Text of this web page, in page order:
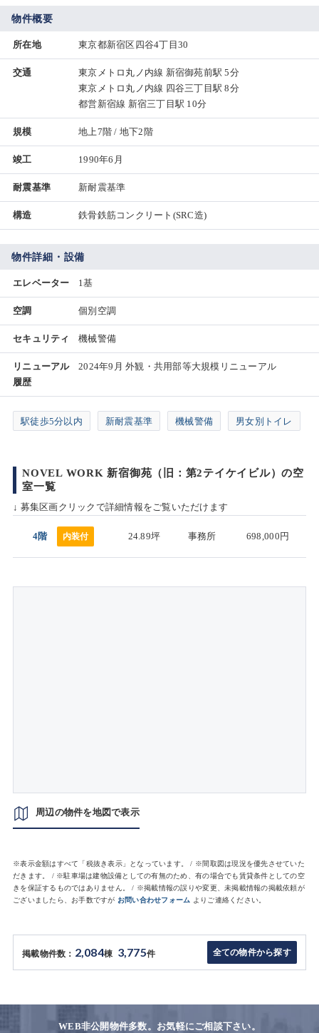
物件概要
所在地 東京都新宿区四谷4丁目30
交通
東京メトロ丸ノ内線 新宿御苑前駅 5分
東京メトロ丸ノ内線 四谷三丁目駅 8分
都営新宿線 新宿三丁目駅 10分
規模 地上7階 / 地下2階
竣工 1990年6月
耐震基準 新耐震基準
構造 鉄骨鉄筋コンクリート(SRC造)
物件詳細・設備
エレベーター 1基
空調 個別空調
セキュリティ 機械警備
リニューアル
履歴
2024年9月 外観・共用部等大規模リニューアル
駅徒歩5分以内 新耐震基準 機械警備 男女別トイレ
NOVEL WORK 新宿御苑（旧：第2テイケイビル）の空
室一覧
↓ 募集区画クリックで詳細情報をご覧いただけます
4階 内装付 24.89坪 事務所 698,000円
周辺の物件を地図で表示
※表示金額はすべて「税抜き表示」となっています。 / ※間取図は現況を優先させていた
だきます。 / ※駐車場は建物設備としての有無のため、有の場合でも賃貸条件としての空
きを保証するものではありません。 / ※掲載情報の誤りや変更、未掲載情報の掲載依頼が
ございましたら、お手数ですが お問い合わせフォーム よりご連絡ください。
掲載物件数： 2,084棟 3,775件 全ての物件から探す
WEB非公開物件多数。お気軽にご相談下さい。